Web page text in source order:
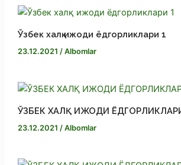
k
Ўзбек халқ ижоди ёдгорликлари 1
23.12.2021 / Albomlar
ЎЗБЕК ХАЛҚ ИЖОДИ
23.12.2021 / Albomlar